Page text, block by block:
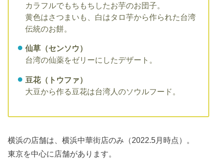
カラフルでもちもちしたお芋のお団子。
黄色はさつまいも、白はタロ芋から作られた台湾
伝統のお餅。
仙草（センソウ）
台湾の仙薬をゼリーにしたデザート。
豆花（トウファ）
大豆から作る豆花は台湾人のソウルフード。
横浜の店舗は、横浜中華街店のみ（2022.5月時点）。
東京を中心に店舗があります。